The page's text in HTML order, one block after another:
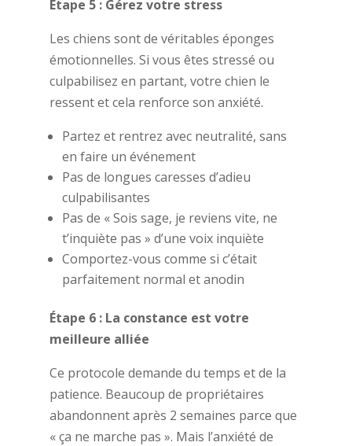
Étape 5 : Gérez votre stress
Les chiens sont de véritables éponges
émotionnelles. Si vous êtes stressé ou
culpabilisez en partant, votre chien le
ressent et cela renforce son anxiété.
Partez et rentrez avec neutralité, sans
en faire un événement
Pas de longues caresses d’adieu
culpabilisantes
Pas de « Sois sage, je reviens vite, ne
t’inquiète pas » d’une voix inquiète
Comportez-vous comme si c’était
parfaitement normal et anodin
Étape 6 : La constance est votre
meilleure alliée
Ce protocole demande du temps et de la
patience. Beaucoup de propriétaires
abandonnent après 2 semaines parce que
« ça ne marche pas ». Mais l’anxiété de